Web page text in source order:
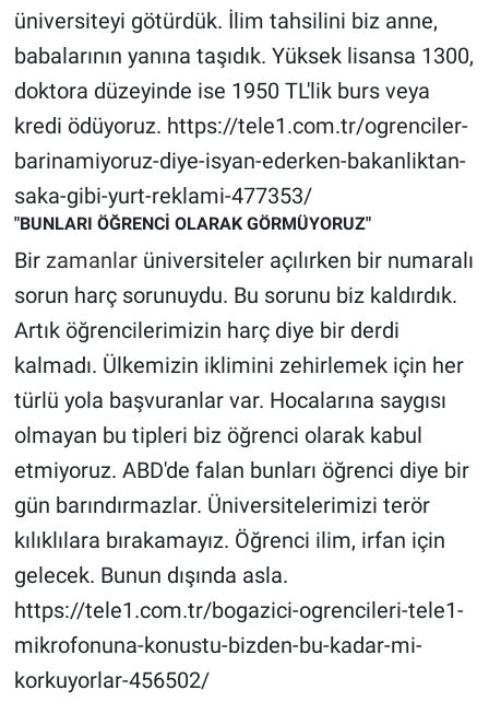
üniversiteyi götürdük. İlim tahsilini biz anne,
babalarının yanına taşıdık. Yüksek lisansa 1300,
doktora düzeyinde ise 1950 TL'lik burs veya
kredi ödüyoruz. https://tele1.com.tr/ogrenciler-
barinamiyoruz-diye-isyan-ederken-bakanliktan-
saka-gibi-yurt-reklami-477353/
"BUNLARI ÖĞRENCİ OLARAK GÖRMÜYORUZ"
Bir zamanlarüniversiteler açılırken bir numaralı
sorun harç sorunuydu. Bu sorunu biz kaldırdık.
Artık öğrencilerimizin harç diye bir derdi
kalmadı. Ülkemizin iklimini zehirlemek için her
türlü yola başvuranlar var. Hocalarına saygısı
olmayan bu tipleri biz öğrenci olarak kabul
etmiyoruz. ABD'de falan bunları öğrenci diye bir
gün barındırmazlar. Üniversitelerimizi terör
kılıklılara bırakamayız. Öğrenci ilim, irfan için
gelecek. Bunun dışında asla.
https://tele1.com.tr/bogazici-ogrencileri-tele1-
mikrofonuna-konustu-bizden-bu-kadar-mi-
korkuyorlar-456502/